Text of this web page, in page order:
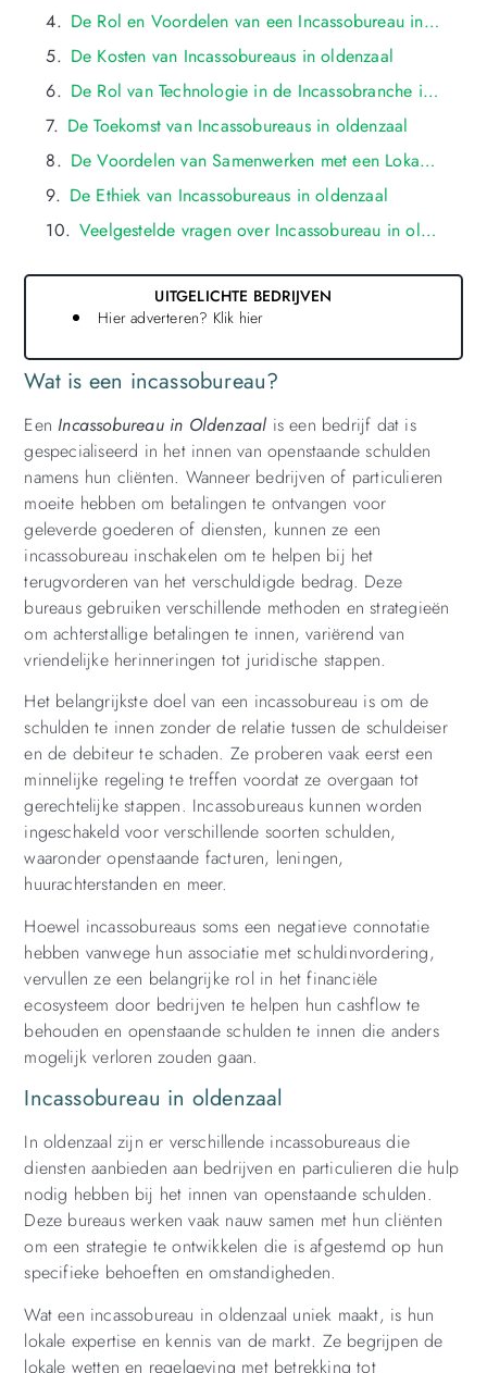
Wat is een incassobureau?
Een Incassobureau in Oldenzaal is een bedrijf dat is
gespecialiseerd in het innen van openstaande schulden
namens hun cliënten. Wanneer bedrijven of particulieren
moeite hebben om betalingen te ontvangen voor
geleverde goederen of diensten, kunnen ze een
incassobureau inschakelen om te helpen bij het
terugvorderen van het verschuldigde bedrag. Deze
bureaus gebruiken verschillende methoden en strategieën
om achterstallige betalingen te innen, variërend van
vriendelijke herinneringen tot juridische stappen.
Het belangrijkste doel van een incassobureau is om de
schulden te innen zonder de relatie tussen de schuldeiser
en de debiteur te schaden. Ze proberen vaak eerst een
minnelijke regeling te treffen voordat ze overgaan tot
gerechtelijke stappen. Incassobureaus kunnen worden
ingeschakeld voor verschillende soorten schulden,
waaronder openstaande facturen, leningen,
huurachterstanden en meer.
Hoewel incassobureaus soms een negatieve connotatie
hebben vanwege hun associatie met schuldinvordering,
vervullen ze een belangrijke rol in het financiële
ecosysteem door bedrijven te helpen hun cashflow te
behouden en openstaande schulden te innen die anders
mogelijk verloren zouden gaan.
Incassobureau in oldenzaal
In oldenzaal zijn er verschillende incassobureaus die
diensten aanbieden aan bedrijven en particulieren die hulp
nodig hebben bij het innen van openstaande schulden.
Deze bureaus werken vaak nauw samen met hun cliënten
om een strategie te ontwikkelen die is afgestemd op hun
specifieke behoeften en omstandigheden.
Wat een incassobureau in oldenzaal uniek maakt, is hun
lokale expertise en kennis van de markt. Ze begrijpen de
lokale wetten en regelgeving met betrekking tot
De Rol en Voordelen van een Incassobureau in oldenzaal
De Kosten van Incassobureaus in oldenzaal
De Rol van Technologie in de Incassobranche in oldenzaal
De Toekomst van Incassobureaus in oldenzaal
De Voordelen van Samenwerken met een Lokaal Incassobureau in oldenzaal
De Ethiek van Incassobureaus in oldenzaal
Veelgestelde vragen over Incassobureau in oldenzaal
UITGELICHTE BEDRIJVEN
Hier adverteren? Klik hier